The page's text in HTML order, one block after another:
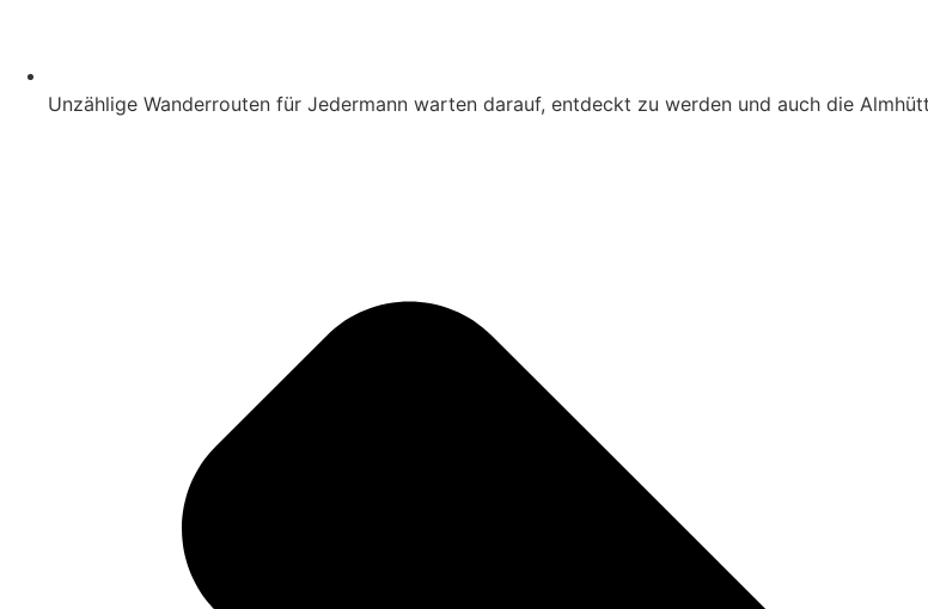
Unzählige Wanderrouten für Jedermann warten darauf, entdeckt zu werden und auch die